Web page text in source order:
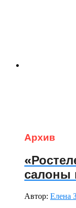
Архив
салоны
Автор: Елена